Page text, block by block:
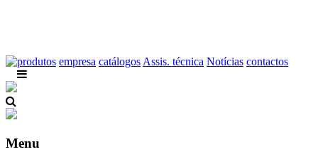
produtos empresa catálogos Assis. técnica Notícias contactos
Menu